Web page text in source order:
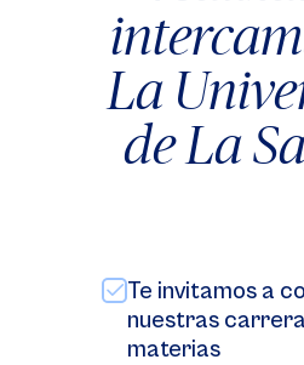
La
de La
Te invitamos a
nuestras
materias